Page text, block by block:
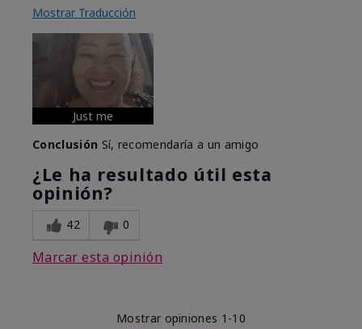
Mostrar Traducción
Just me
Conclusión Sí, recomendaría a un amigo
¿Le ha resultado útil esta
opinión?
42 0
Marcar esta opinión
Mostrar opiniones 1-10